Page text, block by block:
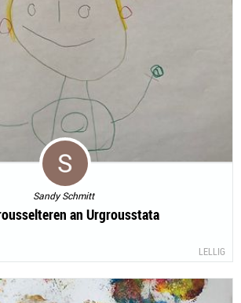
Sandy Schmitt
an Urgrousstata
LELLIG